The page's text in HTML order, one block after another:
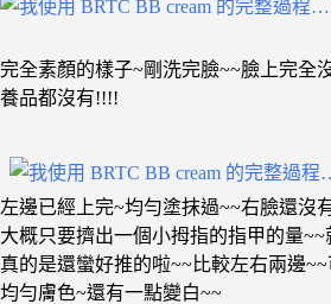
完全素顏的樣子~剛洗完臉~~臉上完全
養品都沒有!!!!
左邊已經上完~均勻塗抹過~~右臉還沒
大概只要擠出一個小拇指的指甲的量
真的是還蠻好推的啦~~比較左右兩邊
均勻膚色~還有一點變白~~